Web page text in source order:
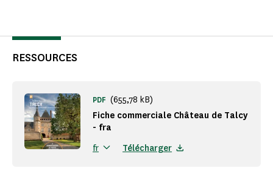
RESSOURCES
Fiche commerciale Château de Talcy
- fra
PDF (655,78 kB)
fr Télécharger